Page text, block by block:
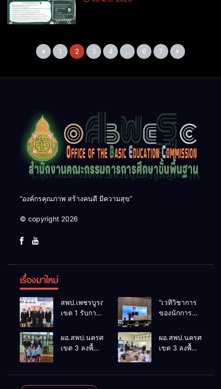
1 2 3 4 … 6 7
“องค์กรคุณภาพ สร้างคนดี มีความสุข”
© copyright 2026
เรื่องมาใหม่
สพป.เพชรบูรณ์
เขต 1 รับการ
ประเมินผล
เชิงประจักษ์
ต้นแบบ”
ระดับประเทศ
“เวทีวิชาการ
ของนักการ
ThaiCER
International
ผอ.สพป.นครศรีธรรมราช
เขต 3 ลงพื้นที่
ผอ.สพป.นครศรีธรร
เขต 3 ลงพื้นที่